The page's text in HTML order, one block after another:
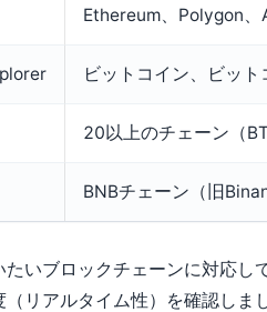
Ethereum、Polygon
ビットコイン、ビッ
20以上のチェーン（
BNBチェーン（旧
いブロックチェーンに対応し
リアルタイム性）を確認しま